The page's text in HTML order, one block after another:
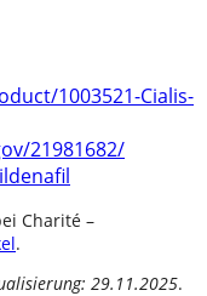
1003521-Cialis-
21981682/
Charité –
.
29.11.2025.